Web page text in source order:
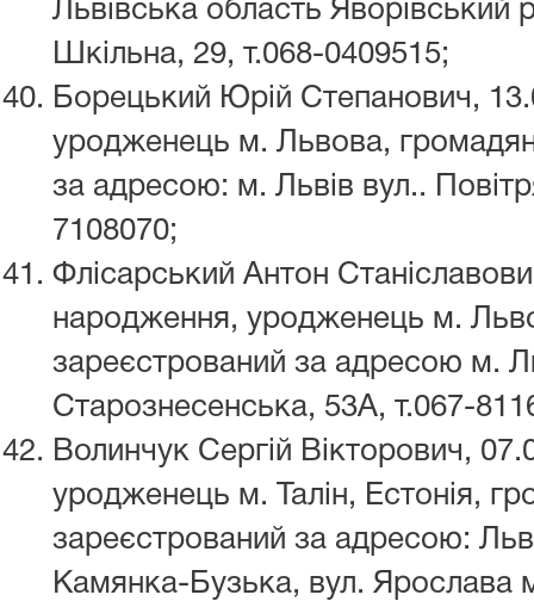
Львівська область Яворівський
Шкільна, 29, т.068-0409515;
Борецький Юрій Степанович,
уродженець м. Львова,
за адресою: м. Львів вул..
7108070;
Флісарський Антон
народження, уродженець м.
зареєстрований за адресою м.
Старознесенська, 53А, т.067-
Волинчук Сергій Вікторович,
уродженець м. Талін, Естонія,
зареєстрований за адресою:
Камянка-Бузька, вул. Ярослава